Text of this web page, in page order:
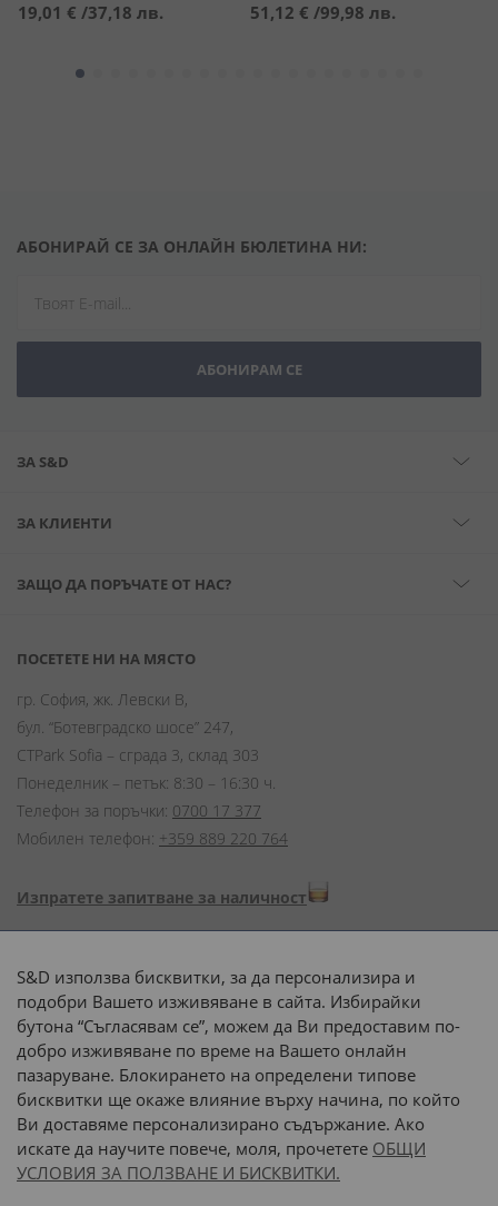
19,01 € /37,18 лв. 51,12 € /99,98 лв.
АБОНИРАЙ СЕ ЗА ОНЛАЙН БЮЛЕТИНА НИ:
АБОНИРАМ СЕ
ЗА S&D
ЗА КЛИЕНТИ
ЗАЩО ДА ПОРЪЧАТЕ ОТ НАС?
ПОСЕТЕТЕ НИ НА МЯСТО
гр. София, жк. Левски В,
бул. “Ботевградско шосе” 247,
CTPark Sofia – сграда 3, склад 303
Понеделник – петък: 8:30 – 16:30 ч.
Телефон за поръчки: 0700 17 377
Мобилен телефон: +359 889 220 764
Изпратете запитване за наличност
Начини на плащане:
Доставка до адрес с:
или
наш транспорт
S&D използва бисквитки, за да персонализира и
подобри Вашето изживяване в сайта. Избирайки
бутона “Съгласявам се”, можем да Ви предоставим по-
добро изживяване по време на Вашето онлайн
пазаруване. Блокирането на определени типове
бисквитки ще окаже влияние върху начина, по който
Ви доставяме персонализирано съдържание. Ако
искате да научите повече, моля, прочетете ОБЩИ
УСЛОВИЯ ЗА ПОЛЗВАНЕ И БИСКВИТКИ.